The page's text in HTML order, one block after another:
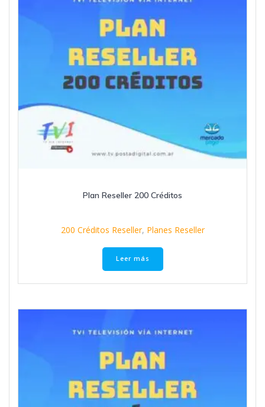
Plan Reseller 200 Créditos
200 Créditos Reseller, Planes Reseller
Leer más